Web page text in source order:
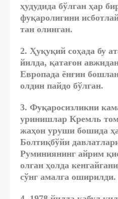
ҳудудида бўлган ҳар
фуқаролигини
тан олинган.
2. Ҳуқуқий соҳада бу
йилда, қатағон
Европада ёнғин
олдин пайдо бўлган.
3. Фуқаросизликни
уринишлар Кремль
жаҳон уруши бошида
Болтиқбўйи
Руминиянинг айрим
олган ҳолда
сўнг амалга оширилди.